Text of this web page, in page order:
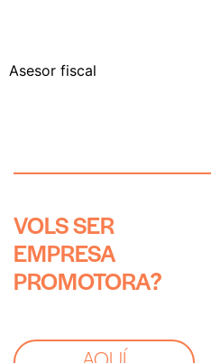
Asesor fiscal
VOLSSER
EMPRESA
PROMOTORA?